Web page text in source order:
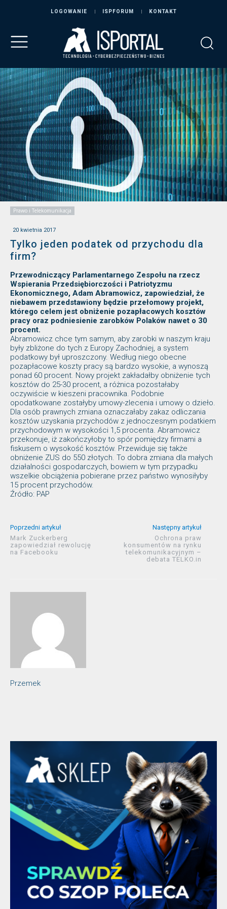
LOGOWANIE ISPFORUM KONTAKT
Prawo i Telekomunikacja
20 kwietnia 2017
Tylko jeden podatek od przychodu dla
firm?
Przewodniczący Parlamentarnego Zespołu na rzecz
Wspierania Przedsiębiorczości i Patriotyzmu
Ekonomicznego, Adam Abramowicz, zapowiedział, że
niebawem przedstawiony będzie przełomowy projekt,
którego celem jest obniżenie pozapłacowych kosztów
pracy oraz podniesienie zarobków Polaków nawet o 30
procent.
Abramowicz chce tym samym, aby zarobki w naszym kraju
były zbliżone do tych z Europy Zachodniej, a system
podatkowy był uproszczony. Według niego obecne
pozapłacowe koszty pracy są bardzo wysokie, a wynoszą
ponad 60 procent. Nowy projekt zakładałby obniżenie tych
kosztów do 25-30 procent, a różnica pozostałaby
oczywiście w kieszeni pracownika. Podobnie
opodatkowane zostałyby umowy-zlecenia i umowy o dzieło.
Dla osób prawnych zmiana oznaczałaby zakaz odliczania
kosztów uzyskania przychodów z jednoczesnym podatkiem
przychodowym w wysokości 1,5 procenta. Abramowicz
przekonuje, iż zakończyłoby to spór pomiędzy firmami a
fiskusem o wysokość kosztów. Przewiduje się także
obniżenie ZUS do 550 złotych. To dobra zmiana dla małych
działalności gospodarczych, bowiem w tym przypadku
wszelkie obciążenia pobierane przez państwo wynosiłyby
15 procent przychodów.
Źródło: PAP
Poprzedni artykuł
Mark Zuckerberg
zapowiedział rewolucję
na Facebooku
Następny artykuł
Ochrona praw
konsumentów na rynku
telekomunikacyjnym –
debata TELKO.in
Przemek